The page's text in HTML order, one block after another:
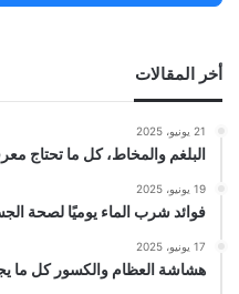
أخر المقالات
21 يونيو، 2025
البلغم والمخاط، كل ما تحتاج
19 يونيو، 2025
فوائد شرب الماء يوميًا لصحة
17 يونيو، 2025
هشاشة العظام والكسور كل ما